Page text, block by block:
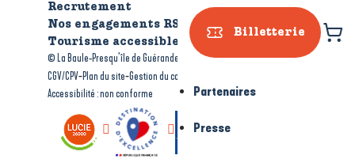
Billetterie
Partenaires
Presse
Recrutement
Qui sommes-nous ?
Nos engagements RSE
Tourisme accessible
© La Baule-Presqu’île de Guérande tourisme-Mentions légales-
CGV/CPV-Plan du site-Gestion du consentement
Accessibilité : non conforme